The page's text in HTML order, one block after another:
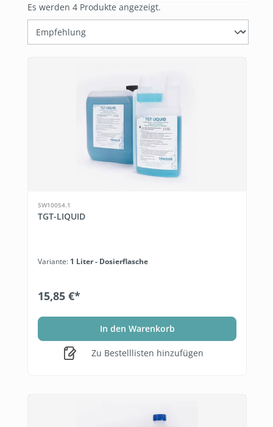
Es werden 4 Produkte angezeigt.
SW10054.1
TGT-LIQUID
Variante: 1 Liter - Dosierflasche
15,85 €*
In den Warenkorb
Zu Bestelllisten hinzufügen